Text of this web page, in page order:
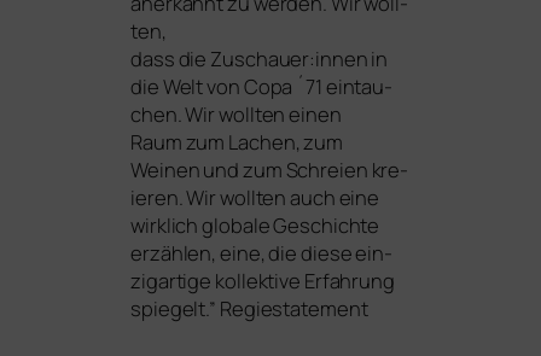
ten,
dass die Zuschauer:innen in
die Welt von Copa ´71 ein­tau­
chen. Wir woll­ten einen
Raum zum Lachen, zum
Weinen und zum Schreien kre­
ieren. Wir woll­ten auch eine
wirk­lich glo­ba­le Geschichte
erzäh­len, eine, die die­se ein­
zig­ar­ti­ge kol­lek­ti­ve Erfahrung
spie­gelt.” Regiestatement